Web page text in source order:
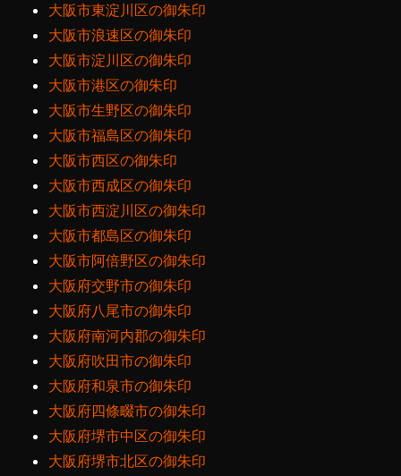
大阪市東淀川区の御朱印
大阪市浪速区の御朱印
大阪市淀川区の御朱印
大阪市港区の御朱印
大阪市生野区の御朱印
大阪市福島区の御朱印
大阪市西区の御朱印
大阪市西成区の御朱印
大阪市西淀川区の御朱印
大阪市都島区の御朱印
大阪市阿倍野区の御朱印
大阪府交野市の御朱印
大阪府八尾市の御朱印
大阪府南河内郡の御朱印
大阪府吹田市の御朱印
大阪府和泉市の御朱印
大阪府四條畷市の御朱印
大阪府堺市中区の御朱印
大阪府堺市北区の御朱印